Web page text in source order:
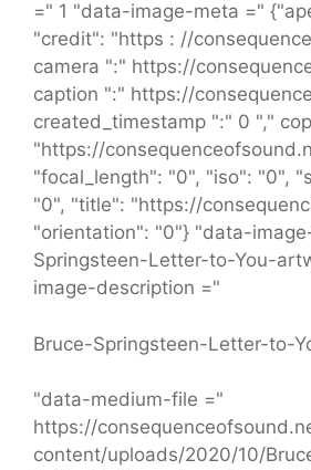
=" 1 "data-image-meta ="
"credit": "https : //
camera ":" https://
caption ":" https://
created_timestamp ":" 0 ","
"https://
"focal_length": "0", "iso": "0",
"0", "title": "https://
"orientation": "0"} "data-
Springsteen-Letter-to-You-
image-description ="
Bruce-Springsteen-Letter-to-
"data-medium-file ="
https://
content/uploads/2020/10/